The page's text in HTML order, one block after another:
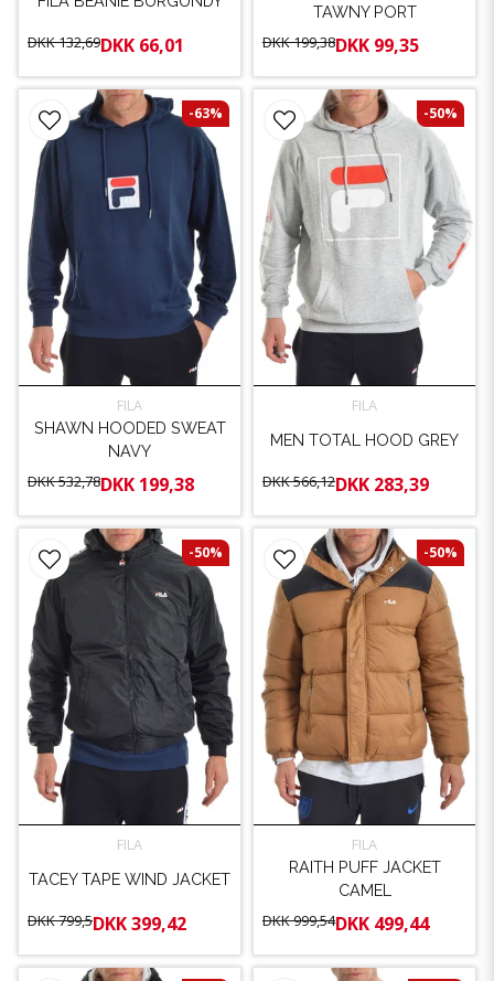
DKK 132,69DKK 66,01
TAWNY PORT
DKK 199,38DKK 99,35
FILA
SHAWN HOODED SWEAT
NAVY
DKK 532,78DKK 199,38
-63%
FILA
MEN TOTAL HOOD GREY
DKK 566,12DKK 283,39
-50%
FILA
TACEY TAPE WIND JACKET
DKK 799,5DKK 399,42
-50%
FILA
RAITH PUFF JACKET
CAMEL
DKK 999,54DKK 499,44
-50%